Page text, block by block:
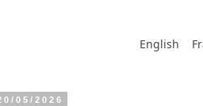
English
05/2026